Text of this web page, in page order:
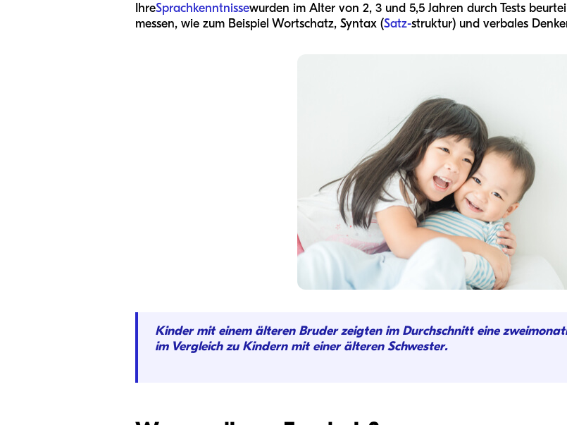
IhreSprachkenntnissewurden im Alter von 2, 3 und 5,5 Jahren durch Tests
messen, wie zum Beispiel Wortschatz, Syntax (Satz-struktur) und verbales
Kinder mit einem älteren Bruder zeigten im Durchschnitt eine
im Vergleich zu Kindern mit einer älteren Schwester.